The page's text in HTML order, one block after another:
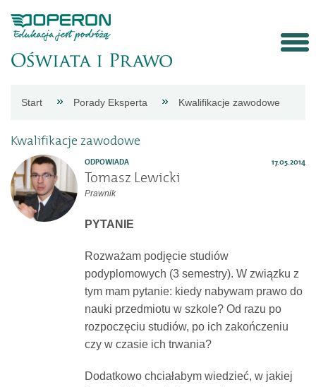
Aktualności
Porady
Dokumenty
Start Porady Eksperta Kwalifikacje zawodowe
Kwalifikacje zawodowe
ODPOWIADA 17.05.2014
Tomasz Lewicki
Prawnik
PYTANIE
Rozważam podjęcie studiów
podyplomowych (3 semestry). W związku z
tym mam pytanie: kiedy nabywam prawo do
nauki przedmiotu w szkole? Od razu po
rozpoczęciu studiów, po ich zakończeniu
czy w czasie ich trwania?
Dodatkowo chciałabym wiedzieć, w jakiej